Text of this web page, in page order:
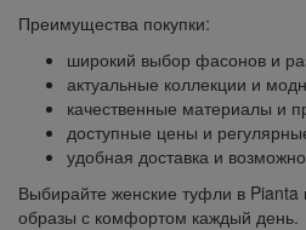
Преимущества покупки:
широкий выбор фасонов и
актуальные коллекции и
качественные материалы и
доступные цены и
удобная доставка и
Выбирайте женские туфли в Pianta
образы с комфортом каждый день.